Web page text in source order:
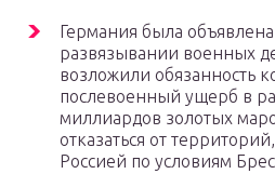
Германия была
развязывании военных
возложили обязанность
послевоенный ущерб в
миллиардов золотых
отказаться от
Россией по условиям